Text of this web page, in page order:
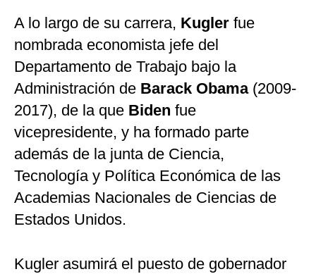
A lo largo de su carrera, Kugler fue
nombrada economista jefe del
Departamento de Trabajo bajo la
Administración de Barack Obama(2009-
2017), de la que Biden fue
vicepresidente, y ha formado parte
además de la junta de Ciencia,
Tecnología y Política Económica de las
Academias Nacionales de Ciencias de
Estados Unidos.
Kugler asumirá el puesto de gobernador